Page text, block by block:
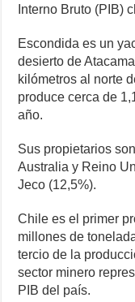
Interno Bruto (PIB)
Escondida es un
desierto de
kilómetros al norte
produce cerca de
año.
Sus propietarios
Australia y Reino
Jeco (12,5%).
Chile es el primer
millones de
tercio de la
sector minero
PIB del país.